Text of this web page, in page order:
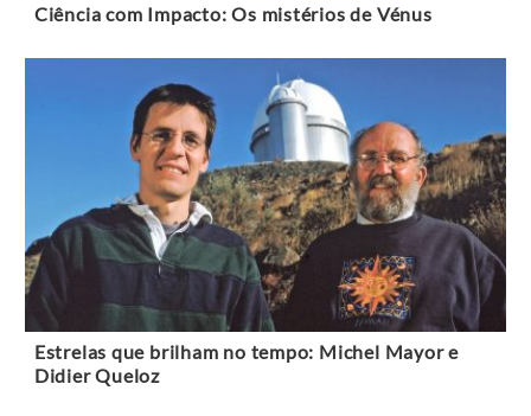
Ciência com Impacto: Os mistérios de Vénus
Estrelas que brilham no tempo: Michel Mayor e
Didier Queloz